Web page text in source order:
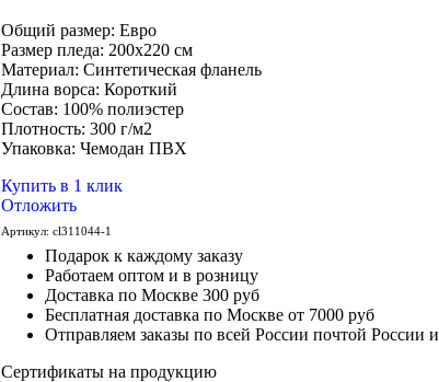
Общий размер: Евро
Размер пледа: 200х220 см
Материал: Синтетическая фланель
Длина ворса: Короткий
Состав: 100% полиэстер
Плотность: 300 г/м2
Упаковка: Чемодан ПВХ
Купить в 1 клик
Отложить
Артикул:cl311044-1
Подарок к каждому заказу
Работаем оптом и в розницу
Доставка по Москве 300 руб
Бесплатная доставка по Москве от 7000 руб
Отправляем заказы по всей России почтой
Сертификаты на продукцию